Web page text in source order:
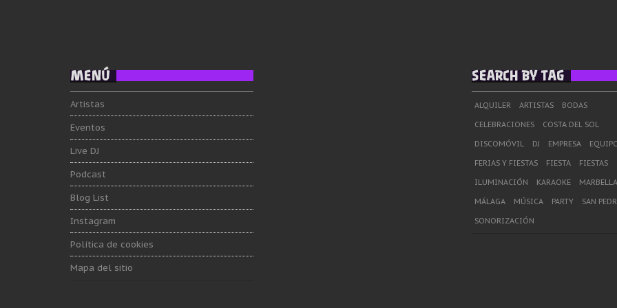
MENÚ
Artistas
Eventos
Live DJ
Podcast
Blog List
Instagram
Política de cookies
Mapa del sitio
SEARCH BY TAG
ALQUILER ARTISTAS
BODAS
CELEBRACIONES
COSTA DEL SOL
DISCOMÓVIL
DJ EMPRESA
FERIAS Y FIESTAS
FIESTA
FIESTAS
ILUMINACIÓN
KARAOKE
MARBELLA
MÁLAGA
MÚSICA PARTY
SAN
SONORIZACIÓN